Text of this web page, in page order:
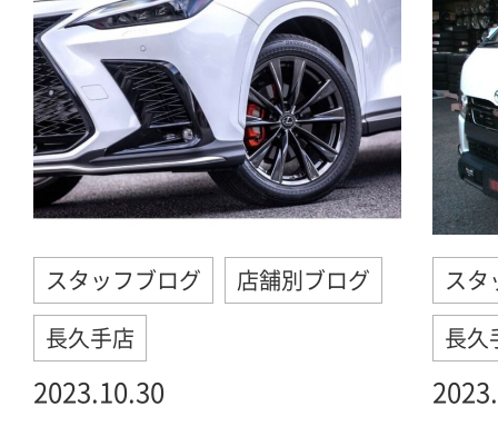
スタッフブログ 店舗別ブログ
長久手店
2023.10.30
スタ
長久